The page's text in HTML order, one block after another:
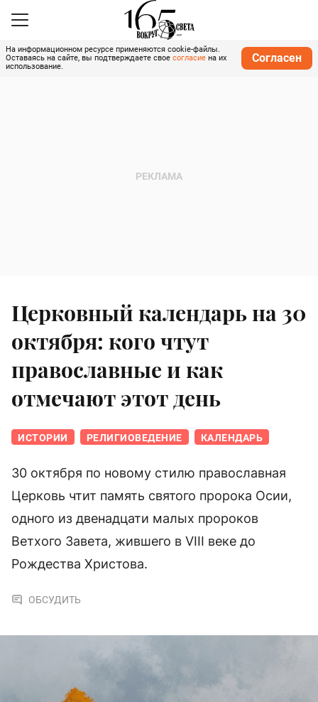
На информационном ресурсе применяются cookie-файлы.
Оставаясь на сайте, вы подтверждаете свое согласие на их
использование.
Согласен
Церковный календарь на 30
октября: кого чтут
православные и как
отмечают этот день
ИСТОРИИ РЕЛИГИОВЕДЕНИЕ КАЛЕНДАРЬ
30 октября по новому стилю православная
Церковь чтит память святого пророка Осии,
одного из двенадцати малых пророков
Ветхого Завета, жившего в VIII веке до
Рождества Христова.
ОБСУДИТЬ